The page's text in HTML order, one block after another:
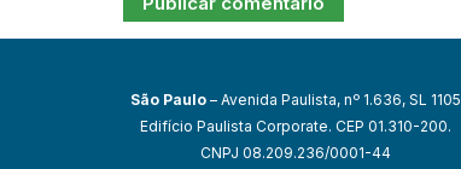
São Paulo – Avenida Paulista, nº 1.636, SL 1105
Edifício Paulista Corporate. CEP 01.310-200.
CNPJ 08.209.236/0001-44